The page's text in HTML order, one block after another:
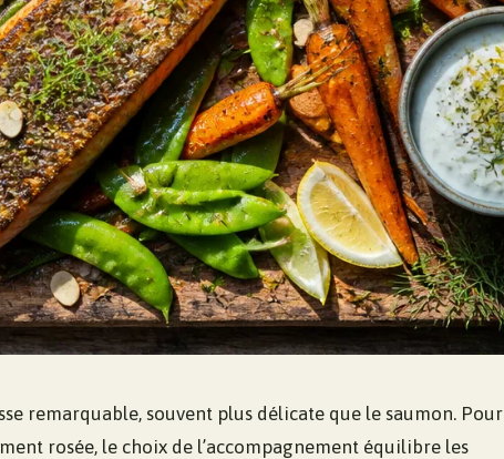
remarquable, souvent plus délicate que le saumon. Pour
rosée, le choix de l’accompagnement équilibre les